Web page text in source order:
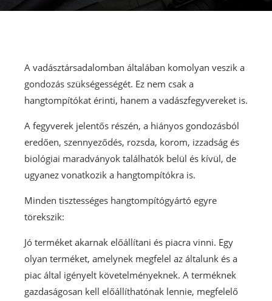
Tisztító- és ápolóeszközök
Kapcsolat Viszonteladóink
A vadásztársadalomban általában komolyan veszik a
gondozás szükségességét. Ez nem csak a
hangtompítókat érinti, hanem a vadászfegyvereket is.
A fegyverek jelentős részén, a hiányos gondozásból
eredően, szennyeződés, rozsda, korom, izzadság és
biológiai maradványok találhatók belül és kívül, de
ugyanez vonatkozik a hangtompítókra is.
Minden tisztességes hangtompítógyártó egyre
törekszik:
Jó terméket akarnak előállítani és piacra vinni. Egy
olyan terméket, amelynek megfelel az általunk és a
piac által igényelt követelményeknek. A terméknek
gazdaságosan kell előállíthatónak lennie, megfelelő